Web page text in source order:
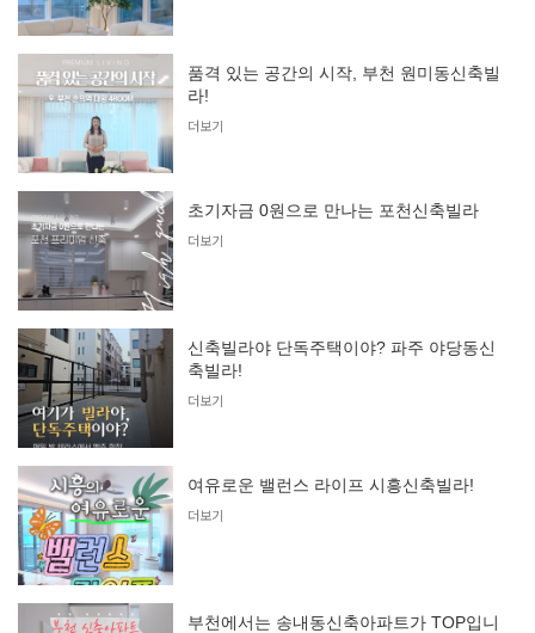
품격 있는 공간의 시작, 부천 원미동신축빌
라!
더보기
초기자금 0원으로 만나는 포천신축빌라
더보기
신축빌라야 단독주택이야? 파주 야당동신
축빌라!
더보기
여유로운 밸런스 라이프 시흥신축빌라!
더보기
부천에서는 송내동신축아파트가 TOP입니